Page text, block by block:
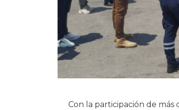
Con la participación de más